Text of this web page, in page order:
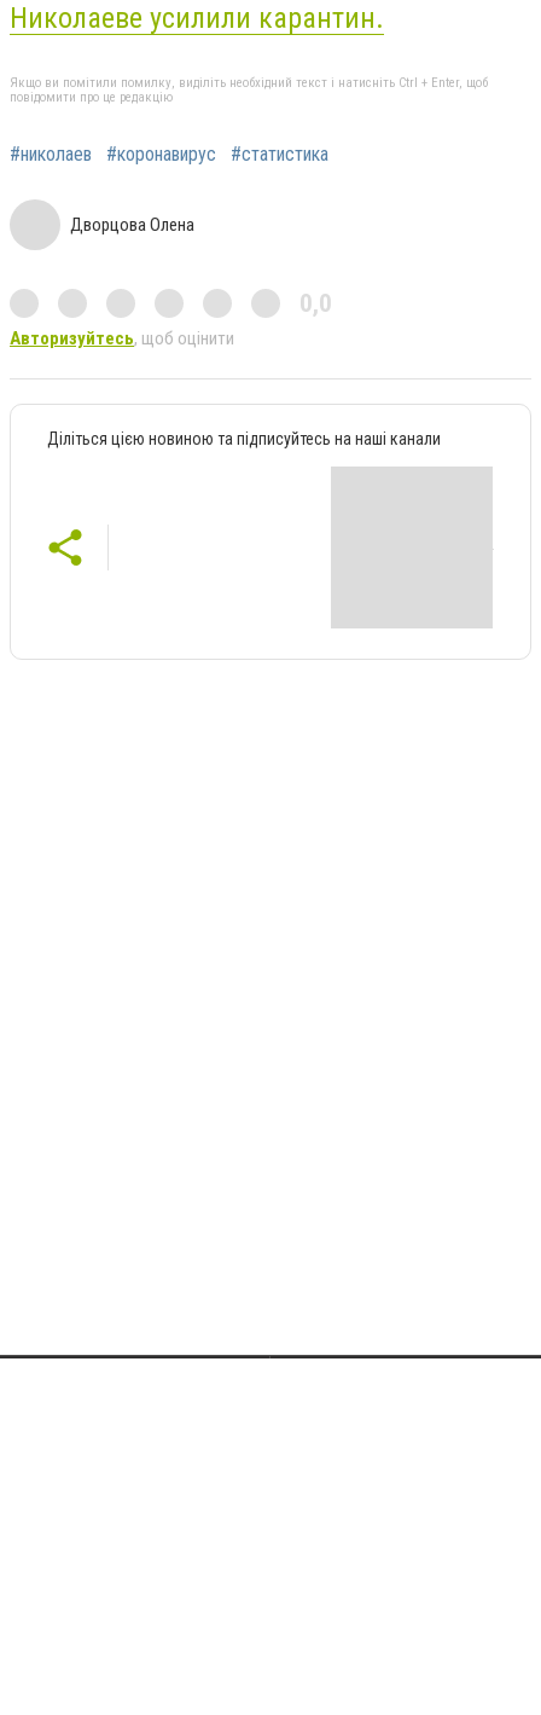
Николаеве усилили карантин.
Якщо ви помітили помилку, виділіть необхідний текст і натисніть Ctrl + Enter, щоб
повідомити про це редакцію
#николаев #коронавирус #статистика
Дворцова Олена
0,0
Авторизуйтесь, щоб оцінити
Діліться цією новиною та підписуйтесь на наші канали